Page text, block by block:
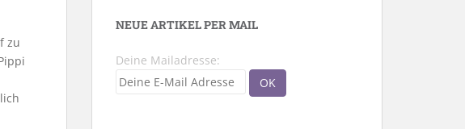
zu
NEUE ARTIKEL PER MAIL
Deine Mailadresse: